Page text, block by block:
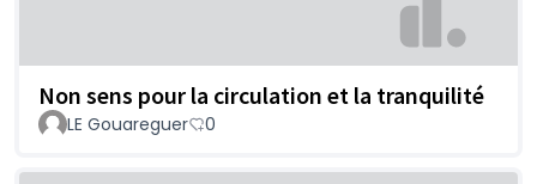
Non sens pour la circulation et la tranquilité
LE Gouareguer 0